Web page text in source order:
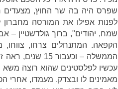
שפרס היה בה שר החוץ, מצעדים
לפנות אפילו את המורסה
שמח, יהודים", ברוך גולדשטיין –
הקפאה. המתנחלים צרחו,
הממשלה –
עכשיו לפלסטינים שהוא רוצה משא
מאמינים לו ובצדק. מעמדו, אחרי